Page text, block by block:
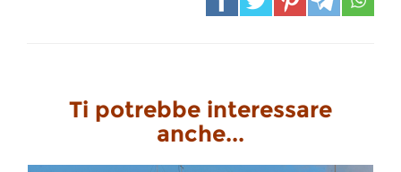
Ti potrebbe interessare
anche...